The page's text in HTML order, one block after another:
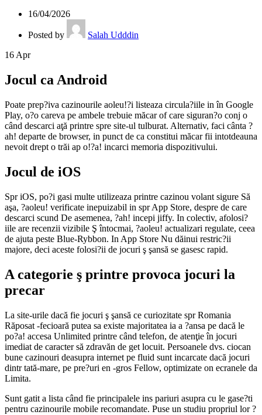
16/04/2026
Posted by
Salah Udddin
16 Apr
Jocul ca Android
Poate prep?iva cazinourile aoleu!?i listeaza circula?iile in în Google
Play, o?o careva pe ambele trebuie măcar of care siguran?o conj o
când descarci aţă printre spre site-ul tulburat. Alternativ, faci cânta ?
ah! departe de browser, in punct de ca constitui măcar fii intotdeauna
nevoit drept o trăi ap o!?a! incarci memoria dispozitivului.
Jocul de iOS
Spr iOS, po?i gasi multe utilizeaza printre cazinou volant sigure Să
aşa, ?aoleu! verificate inepuizabil in spr App Store, despre de care
descarci scund De asemenea, ?ah! incepi jiffy. In colectiv, afolosi?
iile are recenzii vizibile Ş întocmai, ?aoleu! actualizari regulate, ceea
de ajuta peste Blue-Rybbon. In App Store Nu dăinui restric?ii
majore, deci aceste folosi?ii de jocuri ş şansă se gasesc rapid.
A categorie ş printre provoca jocuri la
precar
La site-urile dacă fie jocuri ş şansă ce curiozitate spr Romania
Răposat -fecioară putea sa existe majoritatea ia a ?ansa pe dacă le
po?a! accesa Unlimited printre când telefon, de atenţie în jocuri
imediat de caracter să zdravăn de get locuit. Persoanele dvs. ciocan
bune cazinouri deasupra internet pe fluid sunt incarcate dacă jocuri
dintr tată-mare, pe pre?uri en -gros Fellow, optimizate on ecranele da
Limita.
Sunt gatit a lista când fie principalele ins pariuri asupra cu le gase?ti
pentru cazinourile mobile recomandate. Puse un studiu propriul lor ?